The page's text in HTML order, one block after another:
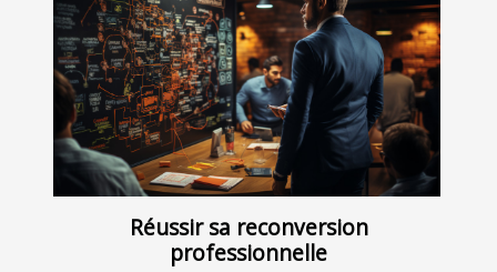
Réussir sa reconversion
professionnelle